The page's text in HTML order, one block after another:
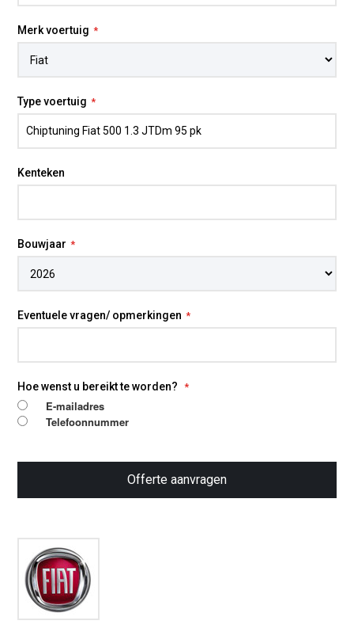
Merk voertuig
Type voertuig
Kenteken
Bouwjaar
Eventuele vragen/ opmerkingen
Hoe wenst u bereikt te worden?
E-mailadres
Telefoonnummer
Offerte aanvragen